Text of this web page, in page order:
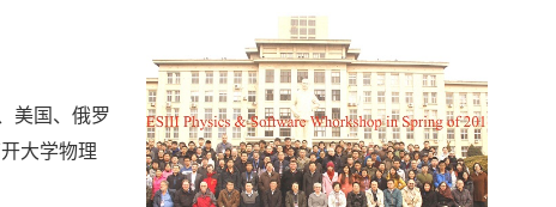
美国、俄罗
大学物理